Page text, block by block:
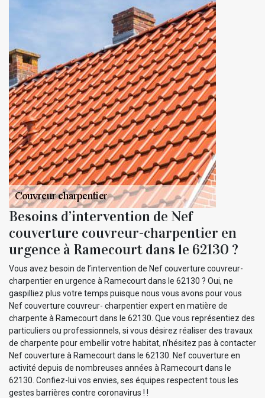
Besoins d’intervention de Nef
couverture couvreur-charpentier en
urgence à Ramecourt dans le 62130 ?
Vous avez besoin de l’intervention de Nef couverture couvreur-
charpentier en urgence à Ramecourt dans le 62130 ? Oui, ne
gaspilliez plus votre temps puisque nous vous avons pour vous
Nef couverture couvreur- charpentier expert en matière de
charpente à Ramecourt dans le 62130. Que vous représentiez des
particuliers ou professionnels, si vous désirez réaliser des travaux
de charpente pour embellir votre habitat, n’hésitez pas à contacter
Nef couverture à Ramecourt dans le 62130. Nef couverture en
activité depuis de nombreuses années à Ramecourt dans le
62130. Confiez-lui vos envies, ses équipes respectent tous les
gestes barrières contre coronavirus ! !